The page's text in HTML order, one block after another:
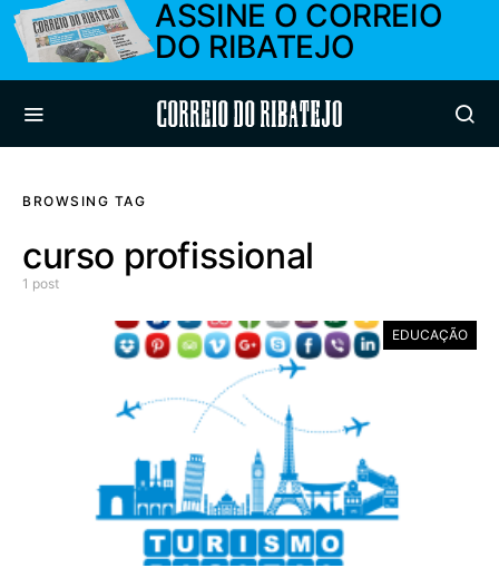
ASSINE O CORREIO
DO RIBATEJO
Correio do Ribatejo
BROWSING TAG
curso profissional
1 post
EDUCAÇÃO